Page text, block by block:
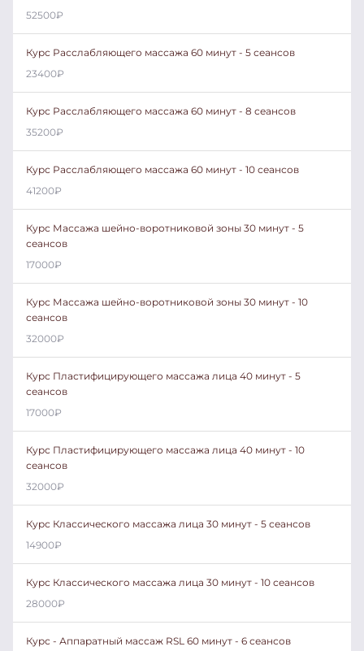
52500₽
Курс Расслабляющего массажа 60 минут - 5 сеансов
23400₽
Курс Расслабляющего массажа 60 минут - 8 сеансов
35200₽
Курс Расслабляющего массажа 60 минут - 10 сеансов
41200₽
Курс Массажа шейно-воротниковой зоны 30 минут - 5
сеансов
17000₽
Курс Массажа шейно-воротниковой зоны 30 минут - 10
сеансов
32000₽
Курс Пластифицирующего массажа лица 40 минут - 5
сеансов
17000₽
Курс Пластифицирующего массажа лица 40 минут - 10
сеансов
32000₽
Курс Классического массажа лица 30 минут - 5 сеансов
14900₽
Курс Классического массажа лица 30 минут - 10 сеансов
28000₽
Курс - Аппаратный массаж RSL 60 минут - 6 сеансов